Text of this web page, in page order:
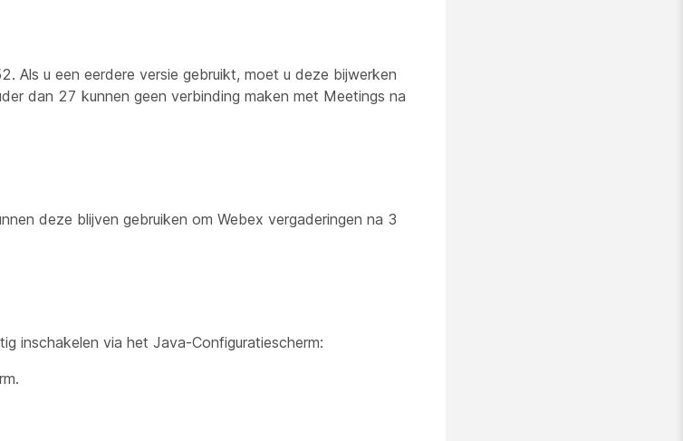
Als u een eerdere versie gebruikt, moet u deze bijwerken
dan 27 kunnen geen verbinding maken met Meetings na
deze blijven gebruiken om Webex vergaderingen na 3
inschakelen via het Java-Configuratiescherm: